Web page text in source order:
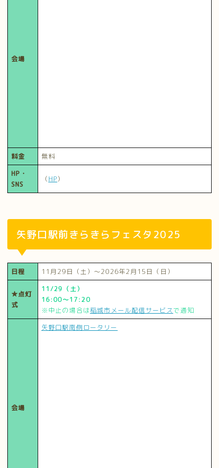
会場
料金
無料
HP・
SNS
（HP）
矢野口駅前きらきらフェスタ2025
日程 11月29日（土）～2026年2月15日（日）
★点灯
式
11/29（土）
16:00～17:20
※中止の場合は稲城市メール配信サービスで通知
会場
矢野口駅南側ロータリー